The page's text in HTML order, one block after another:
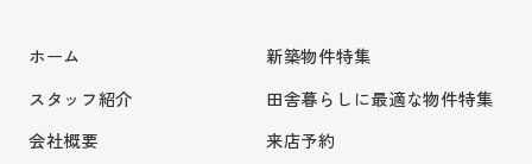
ホーム
スタッフ紹介
会社概要
新築物件特集
田舎暮らしに最適な物件特集
来店予約